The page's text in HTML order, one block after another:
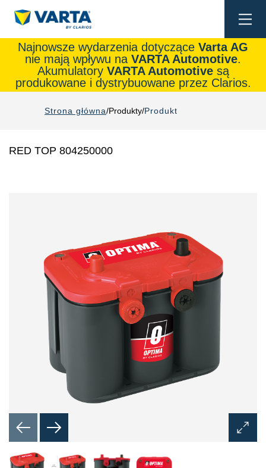
Najnowsze wydarzenia dotyczące Varta AG
nie mają wpływu na VARTA Automotive.
Akumulatory VARTA Automotivesą
produkowane i dystrybuowane przez Clarios.
Strona główna Produkty Produkt
RED TOP 804250000
Otwórz
okno